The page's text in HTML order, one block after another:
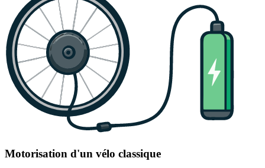
Motorisation d'un vélo classique